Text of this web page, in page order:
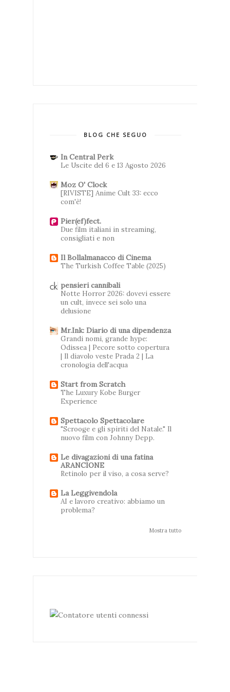
BLOG CHE SEGUO
In Central Perk
Le Uscite del 6 e 13 Agosto 2026
Moz O' Clock
[RIVISTE] Anime Cult 33: ecco
com'è!
Pier(ef)fect.
Due film italiani in streaming,
consigliati e non
Il Bollalmanacco di Cinema
The Turkish Coffee Table (2025)
pensieri cannibali
Notte Horror 2026: dovevi essere
un cult, invece sei solo una
delusione
Mr.Ink: Diario di una dipendenza
Grandi nomi, grande hype:
Odissea | Pecore sotto copertura
| Il diavolo veste Prada 2 | La
cronologia dell'acqua
Start from Scratch
The Luxury Kobe Burger
Experience
Spettacolo Spettacolare
"Scrooge e gli spiriti del Natale." Il
nuovo film con Johnny Depp.
Le divagazioni di una fatina
ARANCIONE
Retinolo per il viso, a cosa serve?
La Leggivendola
AI e lavoro creativo: abbiamo un
problema?
Mostra tutto